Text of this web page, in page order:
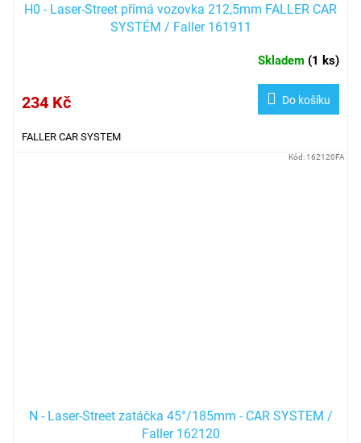
H0 - Laser-Street přímá vozovka 212,5mm FALLER CAR
SYSTÉM / Faller 161911
Skladem (1 ks)
234 Kč Do košíku
FALLER CAR SYSTEM
N - Laser-Street zatáčka 45°/185mm - CAR SYSTEM /
Faller 162120
Kód: 162120FA